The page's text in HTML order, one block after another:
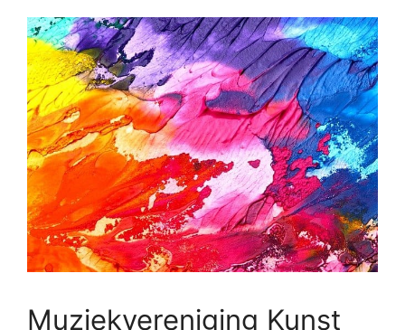
Muziekvereniging Kunst